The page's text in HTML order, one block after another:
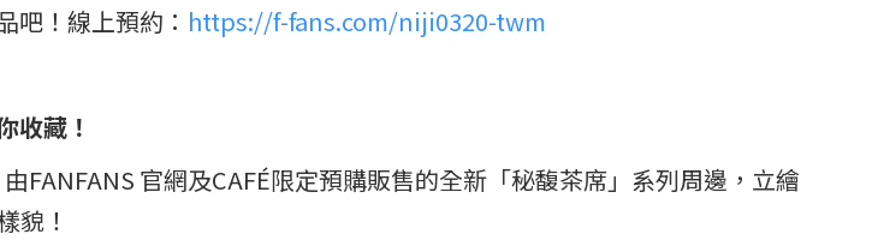
吧！線上預約： https://f-fans.com/niji0320-twm
收藏！
FANFANS 官網及CAFÉ限定預購販售的全新「秘馥茶席」系列周邊，立繪
貌！